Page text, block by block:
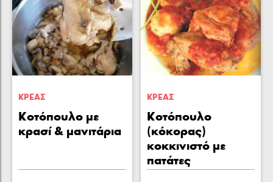
ΚΡΕΑΣ
Κοτόπουλο με
κρασί & μανιτάρια
ΚΡΕΑΣ
Κοτόπουλο
(κόκορας)
κοκκινιστό με
πατάτες